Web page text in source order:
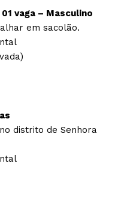
01 vaga – Masculino
em sacolão.
distrito de Senhora